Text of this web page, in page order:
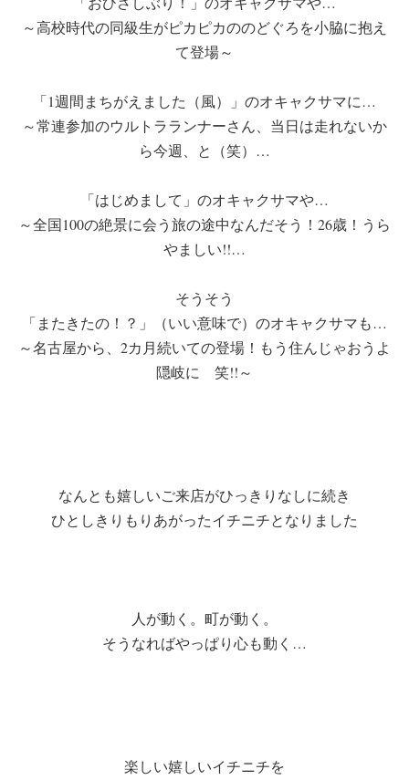
～高校時代の同級生がピカピカののどぐろを小脇に抱え
て登場～
「1週間まちがえました（風）」のオキャクサマに…
～常連参加のウルトラランナーさん、当日は走れないか
ら今週、と（笑）…
「はじめまして」のオキャクサマや…
～全国100の絶景に会う旅の途中なんだそう！26歳！うら
やましい!!…
そうそう
「またきたの！？」（いい意味で）のオキャクサマも…
～名古屋から、2カ月続いての登場！もう住んじゃおうよ
隠岐に 笑!!～
なんとも嬉しいご来店がひっきりなしに続き
ひとしきりもりあがったイチニチとなりました
人が動く。町が動く。
そうなればやっぱり心も動く…
楽しい嬉しいイチニチを